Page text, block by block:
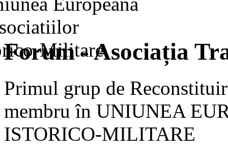
Forum - Asociația
Primul grup de
membru în UNIUNEA
ISTORICO-MILITARE